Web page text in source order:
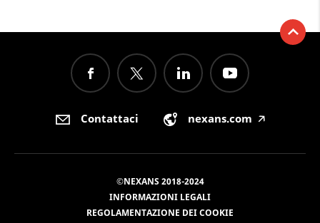
Contattaci nexans.com 🡥
©NEXANS 2018-2024
INFORMAZIONI LEGALI
REGOLAMENTAZIONE DEI COOKIE